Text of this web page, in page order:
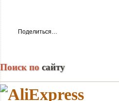
Поделиться…
Поиск по сайту